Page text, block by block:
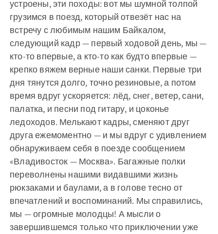
устроены, эти походы: вот мы шумной толпой
грузимся в поезд, который отвезёт нас на
встречу с любимым нашим Байкалом,
следующий кадр — первый ходовой день, мы —
кто-то впервые, а кто-то как будто впервые —
крепко вяжем верные наши санки. Первые три
дня тянутся долго, точно резиновые, а потом
время вдруг ускоряется: лёд, снег, ветер, сани,
палатка, и песни под гитару, и цоконье
ледоходов. Мелькают кадры, сменяют друг
друга ежемоментно — и мы вдруг с удивлением
обнаруживаем себя в поезде сообщением
«Владивосток — Москва». Багажные полки
переволнены нашими видавшими жизнь
рюкзаками и баулами, а в голове тесно от
впечатлений и воспоминаний. Мы справились,
мы — огромные молодцы! А мысли о
завершившемся только что приключении уже